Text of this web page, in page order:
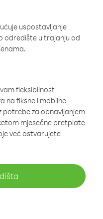
uspostavljanje
odredište u trajanju od
fleksibilnost
na fiksne i mobilne
potrebe za obnavljanjem
mjesečne pretplate
već ostvarujete